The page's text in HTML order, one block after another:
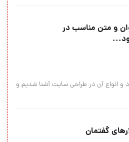
و متن مناسب در
انواع آن در طراحی سایت آشنا شدیم و
گفتمان